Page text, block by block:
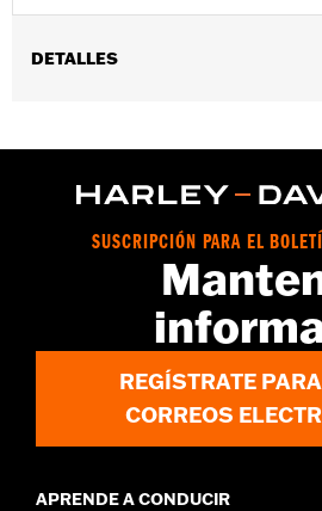
DETALLES
separado de la tapa derby Softail
necesarias.
vinRequerido:false
1 year limited warranty –
for full details
SUSCRIPCIÓN PARA EL
REGÍSTRATE
CORREOS
APRENDE A CONDUCIR